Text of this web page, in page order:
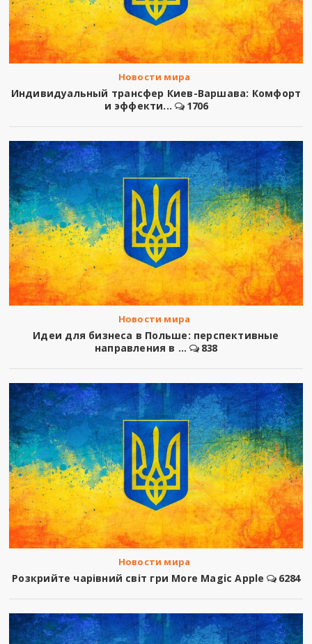
Новости мира
Индивидуальный трансфер Киев-Варшава: Комфорт
и эффекти...
1706
Новости мира
Идеи для бизнеса в Польше: перспективные
направления в ...
838
Новости мира
Розкрийте чарівний світ гри More Magic Apple 6284